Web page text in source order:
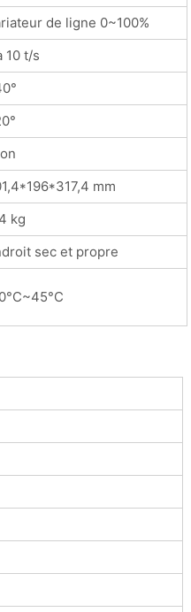
de ligne 0~100%
10 t/s
mm
kg
sec et propre